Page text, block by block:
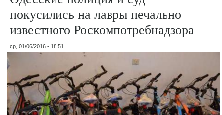
покусились на лавры печально
известного Роскомпотребнадзора
ср, 01/06/2016 - 18:51